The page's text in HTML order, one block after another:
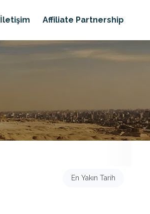
İletişim Affiliate Partnership
En Yakın Tarih